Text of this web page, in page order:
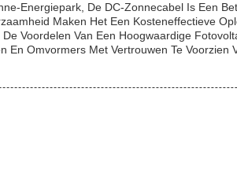
Energiepark, De DC-Zonnecabel Is Een
Maken Het Een Kosteneffectieve
Voordelen Van Een Hoogwaardige
Omvormers Met Vertrouwen Te Voorzien